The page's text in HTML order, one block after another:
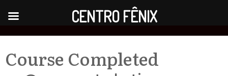
Course Completed
CENTRO FÊNIX